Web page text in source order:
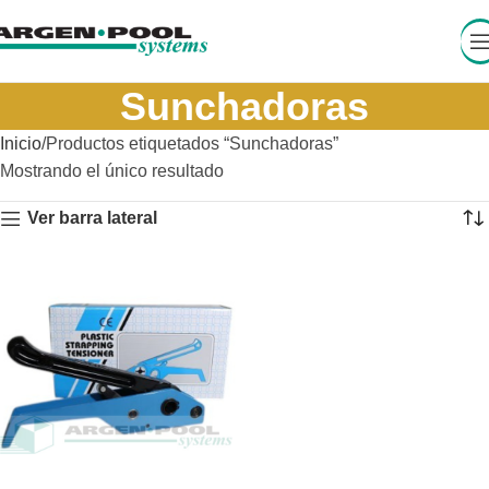
Sunchadoras
Inicio Productos etiquetados “Sunchadoras”
Mostrando el único resultado
Ver barra lateral